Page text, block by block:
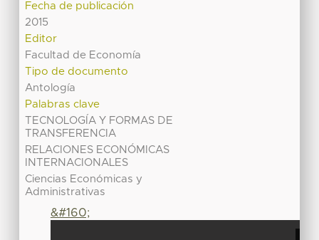
Fecha de publicación
2015
Editor
Facultad de Economía
Tipo de documento
Antología
Palabras clave
TECNOLOGÍA Y FORMAS DE
TRANSFERENCIA
RELACIONES ECONÓMICAS
INTERNACIONALES
Ciencias Económicas y
Administrativas
&#160;